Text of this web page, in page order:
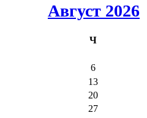
Август 2026
Ч
6
13
20
27